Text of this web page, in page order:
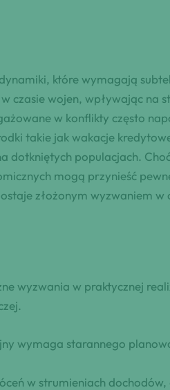
które wymagają
czasie wojen, wpływając na
w konflikty często
takie jak wakacje
dotkniętych populacjach.
mogą przynieść
złożonym wyzwaniem w
wyzwania w praktycznej
wymaga starannego
w strumieniach